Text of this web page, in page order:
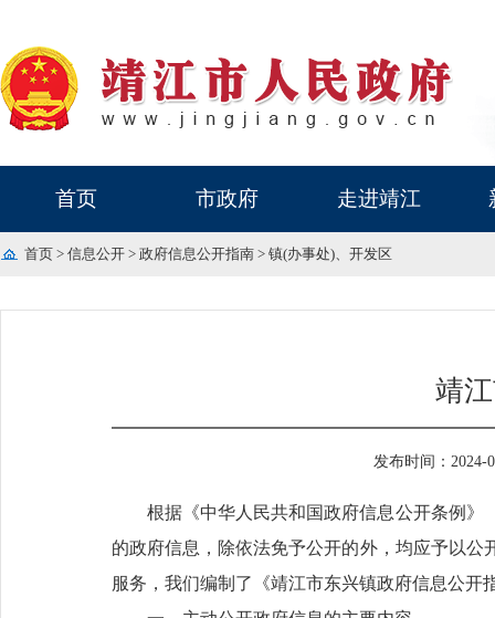
首页 市政府 走进靖江
首页 > 信息公开 > 政府信息公开指南 > 镇(办事处)、开发区
靖
发布时间：2024-
根据《中华人民共和国政府信息公开条例》
的政府信息，除依法免予公开的外，均应予以
服务，我们编制了《靖江市东兴镇政府信息公